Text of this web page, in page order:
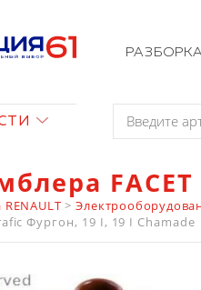
РАЗБОРКА
FACET
>
Фургон, 19 I, 19 I Chamade